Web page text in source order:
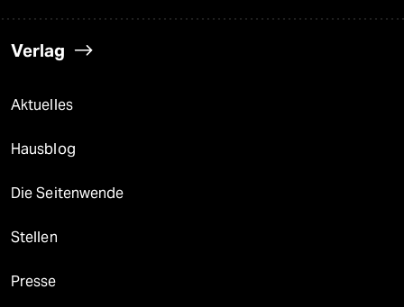
Verlag
Aktuelles
Hausblog
Die Seitenwende
Stellen
Presse